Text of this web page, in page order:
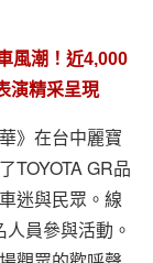
風潮！近4,000
演精采呈現
》在台中麗寶
TOYOTA GR品
迷與民眾。線
員參與活動。